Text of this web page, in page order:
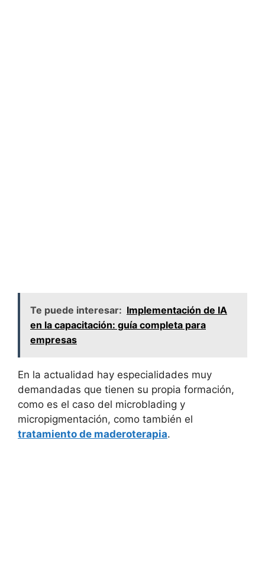
Te puede interesar: Implementación de IA
en la capacitación: guía completa para
empresas
En la actualidad hay especialidades muy
demandadas que tienen su propia formación,
como es el caso del microblading y
micropigmentación, como también el
tratamiento de maderoterapia.